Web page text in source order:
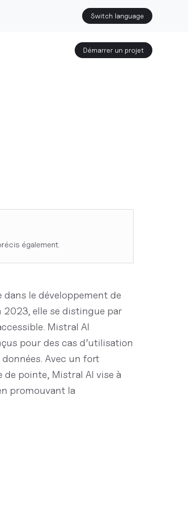
Switch language
Démarrer un projet
également.
le développement de
2023, elle se distingue par
Mistral AI
pour des cas d’utilisation
Avec un fort
pointe, Mistral AI vise à
promouvant la